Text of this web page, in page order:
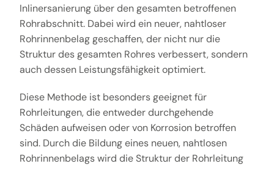
Inlinersanierung über den gesamten betroffenen
Rohrabschnitt. Dabei wird ein neuer, nahtloser
Rohrinnenbelag geschaffen, der nicht nur die
Struktur des gesamten Rohres verbessert, sondern
auch dessen Leistungsfähigkeit optimiert.
Diese Methode ist besonders geeignet für
Rohrleitungen, die entweder durchgehende
Schäden aufweisen oder von Korrosion betroffen
sind. Durch die Bildung eines neuen, nahtlosen
Rohrinnenbelags wird die Struktur der Rohrleitung